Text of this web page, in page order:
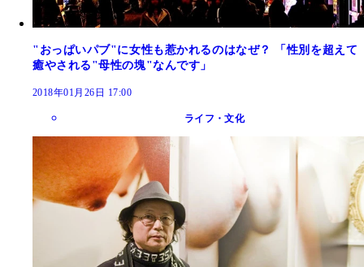
"おっぱいパブ"に女性も惹かれるのはなぜ？ 「性別を超えて
癒やされる"母性の塊"なんです」
2018年01月26日 17:00
ライフ・文化